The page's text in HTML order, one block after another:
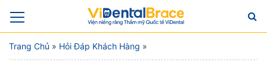
Trang Chủ » Hỏi Đáp Khách Hàng »